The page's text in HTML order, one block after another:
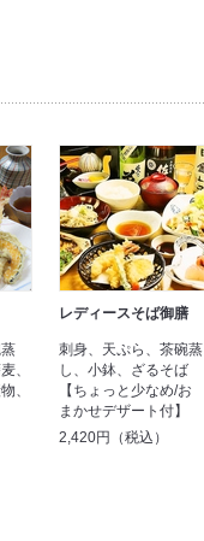
、
、
レディースそば御膳
刺身、天ぷら、茶碗蒸
し、小鉢、ざるそば
【ちょっと少なめ/お
まかせデザート付】
2,420円（税込）